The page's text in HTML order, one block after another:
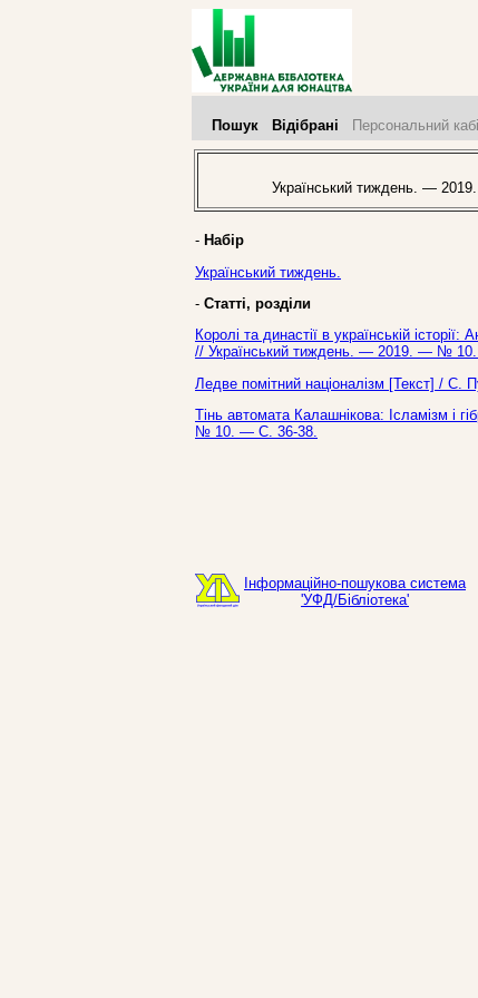
Пошук Відібрані Персональний
Український тиждень. —
- Набір
Український тиждень.
- Статті, розділи
Королі та династії в українській
// Український тиждень. — 2019. — №
Ледве помітний націоналізм [Текст] /
Тінь автомата Калашнікова: Ісламізм і
№ 10. — С. 36-38.
Інформаційно-пошукова система
'УФД/Бібліотека'